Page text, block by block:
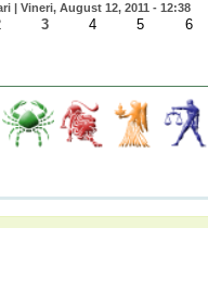
| Vineri, August 12, 2011 - 12:38
3 4 5 6